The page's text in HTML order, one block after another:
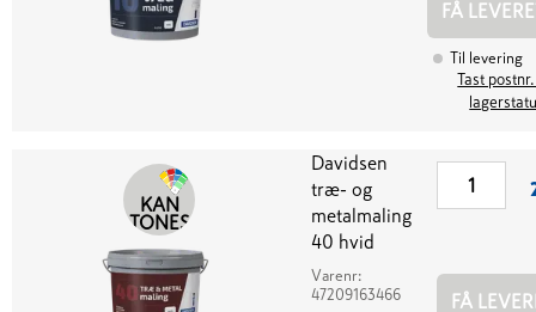
FÅ
Til levering
Tast
KAN
TONES
Davidsen
træ- og
metalmaling
40 hvid
Varenr:
47209163466
FÅ